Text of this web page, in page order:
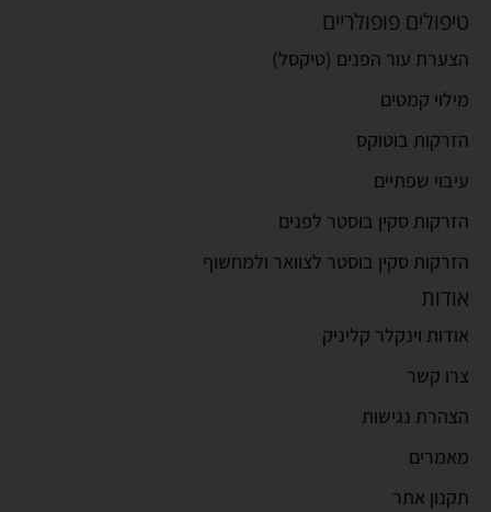
טיפולים פופולריים
הצערת עור הפנים (טיקסל)
מילוי קמטים
הזרקות בוטוקס
עיבוי שפתיים
הזרקות סקין בוסטר לפנים
הזרקות סקין בוסטר לצוואר ולמחשוף
אודות
אודות וינקלר קליניק
צרו קשר
הצהרת נגישות
מאמרים
תקנון אתר